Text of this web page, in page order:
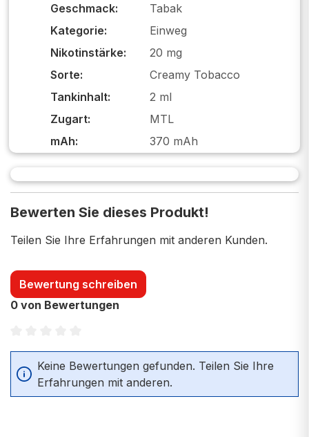
Geschmack:
Tabak
Kategorie:
Einweg
Nikotinstärke:
20 mg
Sorte:
Creamy Tobacco
Tankinhalt:
2 ml
Zugart:
MTL
mAh:
370 mAh
Bewerten Sie dieses Produkt!
Teilen Sie Ihre Erfahrungen mit anderen Kunden.
Bewertung schreiben
0 von Bewertungen
Durchschnittliche Bewertung von 0 von 5 Sternen
Keine Bewertungen gefunden. Teilen Sie Ihre
Erfahrungen mit anderen.